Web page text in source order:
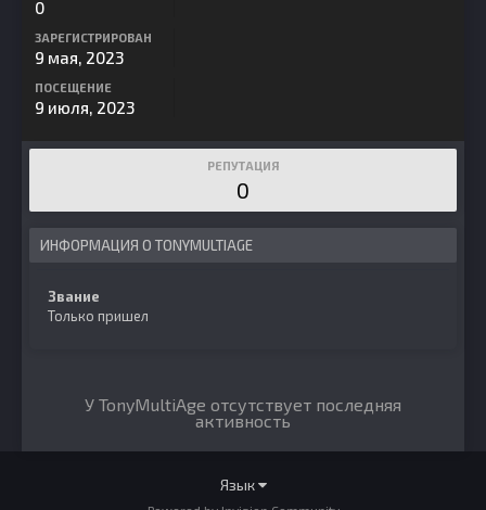
0
ЗАРЕГИСТРИРОВАН
9 мая, 2023
ПОСЕЩЕНИЕ
9 июля, 2023
РЕПУТАЦИЯ
0
ИНФОРМАЦИЯ О TONYMULTIAGE
Звание
Только пришел
У TonyMultiAge отсутствует последняя
активность
Язык